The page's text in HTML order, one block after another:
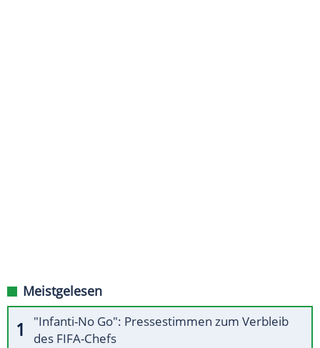
Meistgelesen
"Infanti-No Go": Pressestimmen zum Verbleib
des FIFA-Chefs